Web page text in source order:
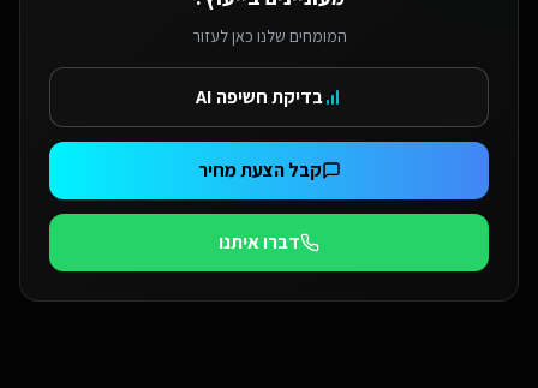
המומחים שלנו כאן לעזור
בדיקת חשיפה AI
קבל הצעת מחיר
דברו איתנו